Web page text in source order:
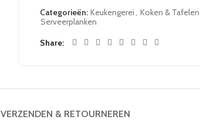
Categorieën: Keukengerei, Koken & Tafelen
Serveerplanken
Share
VERZENDEN & RETOURNEREN